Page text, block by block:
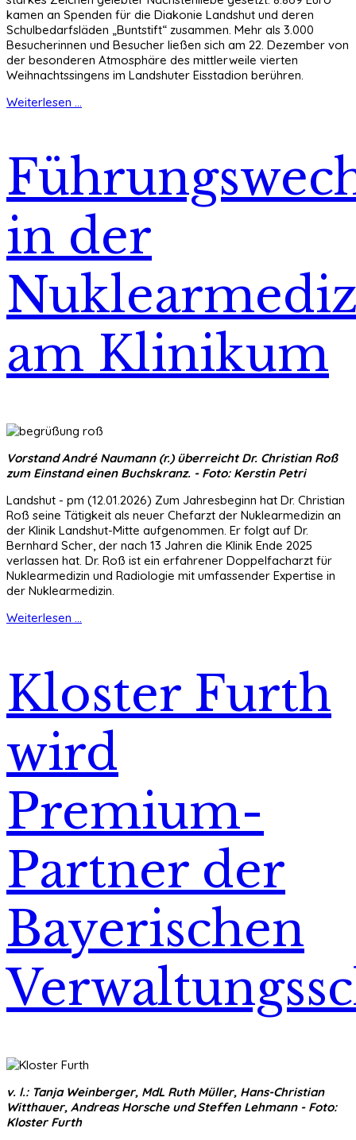
kamen an Spenden für die Diakonie Landshut und deren
Schulbedarfsläden „Buntstift“ zusammen. Mehr als 3.000
Besucherinnen und Besucher ließen sich am 22. Dezember von
der besonderen Atmosphäre des mittlerweile vierten
Weihnachtssingens im Landshuter Eisstadion berühren.
Weiterlesen ...
in der
am Klinikum
Vorstand André Naumann (r.) überreicht Dr. Christian Roß
zum Einstand einen Buchskranz. - Foto: Kerstin Petri
Landshut - pm (12.01.2026) Zum Jahresbeginn hat Dr. Christian
Roß seine Tätigkeit als neuer Chefarzt der Nuklearmedizin an
der Klinik Landshut-Mitte aufgenommen. Er folgt auf Dr.
Bernhard Scher, der nach 13 Jahren die Klinik Ende 2025
verlassen hat. Dr. Roß ist ein erfahrener Doppelfacharzt für
Nuklearmedizin und Radiologie mit umfassender Expertise in
der Nuklearmedizin.
Weiterlesen ...
Kloster Furth
wird
Premium-
Partner der
Bayerischen
v. l.: Tanja Weinberger, MdL Ruth Müller, Hans-Christian
Witthauer, Andreas Horsche und Steffen Lehmann - Foto:
Kloster Furth